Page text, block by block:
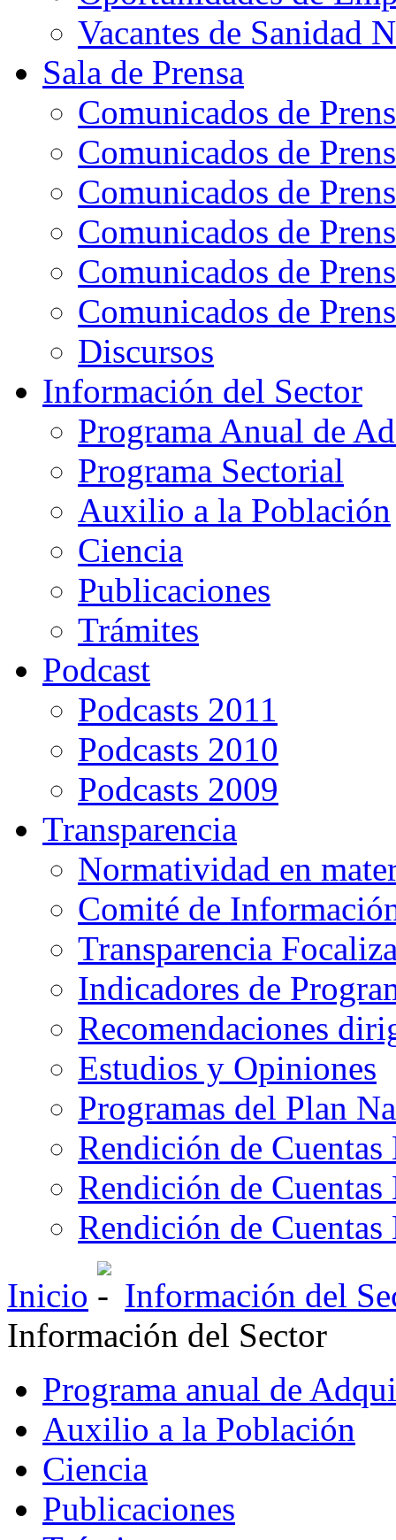
Vacantes de Sanidad
Sala de Prensa
Comunicados de
Comunicados de
Comunicados de
Comunicados de
Comunicados de
Comunicados de
Discursos
Información del Sector
Programa Anual de
Programa Sectorial
Auxilio a la Población
Ciencia
Publicaciones
Trámites
Podcast
Podcasts 2011
Podcasts 2010
Podcasts 2009
Transparencia
Normatividad en
Comité de
Transparencia
Indicadores de
Recomendaciones
Estudios y Opiniones
Programas del Plan
Rendición de Cuentas
Rendición de Cuentas
Rendición de
Inicio
Información del
Información del Sector
Programa anual de
Auxilio a la Población
Ciencia
Publicaciones